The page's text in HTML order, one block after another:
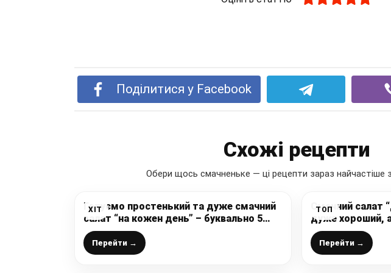
Поділитися у Facebook
Схожі рецепти
Обери щось смачненьке — ці рецепти зараз найчастіше
ХІТ
Готуємо простенький та дуже смачний
салат “на кожен день” – буквально 5
хвилин вашого часу і страва готова
Перейти →
ТОП
Смачний салат
дуже хороший,
нашій сім’ї він
Перейти →